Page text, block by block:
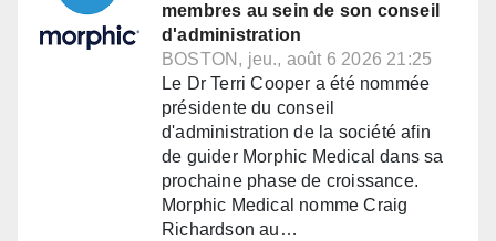
membres au sein de son conseil
d'administration
BOSTON, jeu., août 6 2026 21:25
Le Dr Terri Cooper a été nommée
présidente du conseil
d'administration de la société afin
de guider Morphic Medical dans sa
prochaine phase de croissance.
Morphic Medical nomme Craig
Richardson au…